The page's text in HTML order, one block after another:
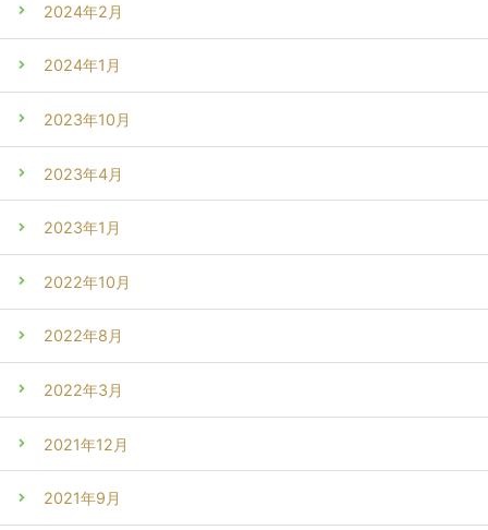
2024年2月
2024年1月
2023年10月
2023年4月
2023年1月
2022年10月
2022年8月
2022年3月
2021年12月
2021年9月